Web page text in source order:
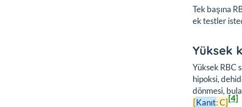
Tek başına
ek testler
Yüksek
Yüksek RBC
hipoksi,
dönmesi,
[Kanıt: C][4]